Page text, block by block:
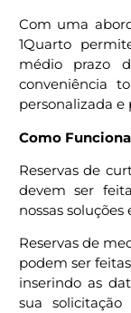
Com uma
1Quarto
médio prazo
conveniência
personalizada e
Como
Reservas de
devem ser
nossas soluções
Reservas de
podem ser
inserindo as
sua